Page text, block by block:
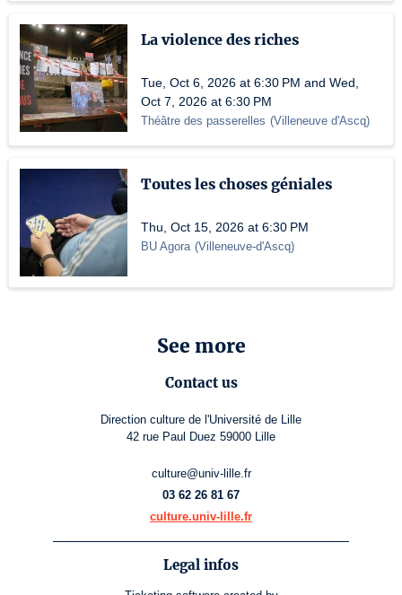
La violence des riches
Tue, Oct 6, 2026 at 6:30 PM and Wed,
Oct 7, 2026 at 6:30 PM
Théâtre des passerelles (Villeneuve d'Ascq)
Toutes les choses géniales
Thu, Oct 15, 2026 at 6:30 PM
BU Agora (Villeneuve-d'Ascq)
See more
Contact us
Direction culture de l'Université de Lille
42 rue Paul Duez 59000 Lille
culture@univ-lille.fr
03 62 26 81 67
culture.univ-lille.fr
Legal infos